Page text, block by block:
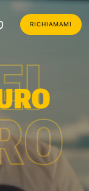
RICHIAMAMI